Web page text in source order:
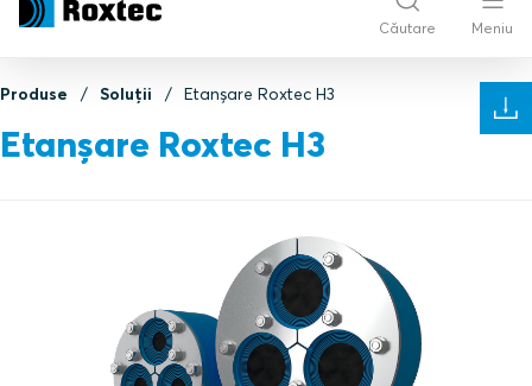
Căutare Meniu
Produse Soluții Etanșare Roxtec H3
Etanșare Roxtec H3